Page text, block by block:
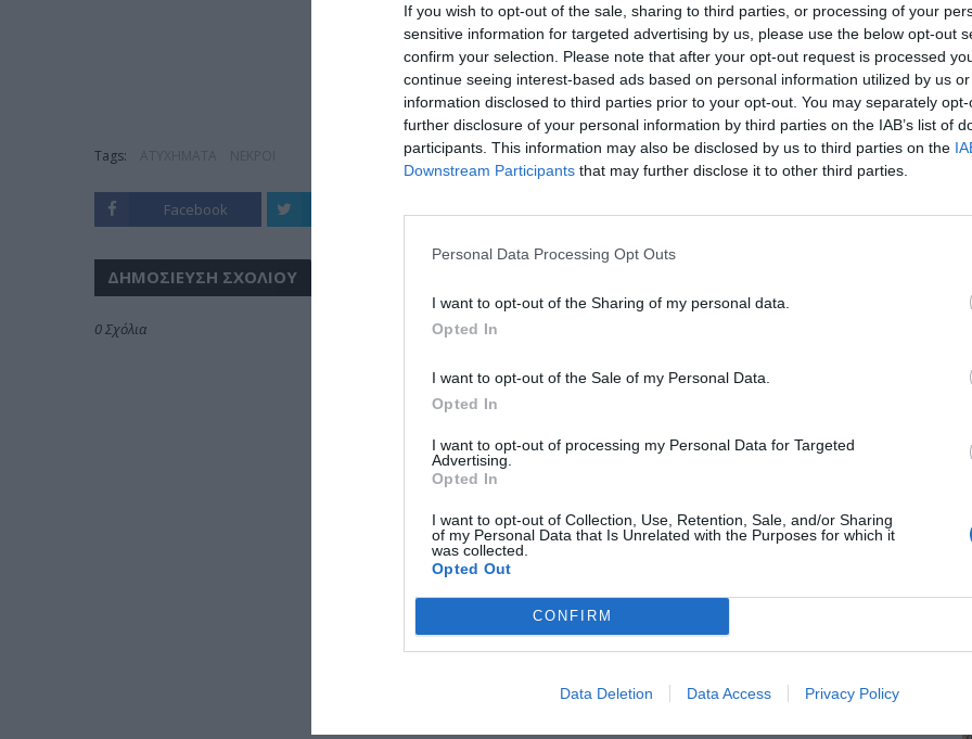
If you wish to opt-out of the sale, sharing to third parties, or processing of your
sensitive information for targeted advertising by us, please use the below opt-out
confirm your selection. Please note that after your opt-out request is processed
continue seeing interest-based ads based on personal information utilized by us
information disclosed to third parties prior to your opt-out. You may separately
further disclosure of your personal information by third parties on the IAB’s list of
participants. This information may also be disclosed by us to third parties on the
Downstream Participants that may further disclose it to other third parties.
Personal Data Processing Opt Outs
I want to opt-out of the Sharing of my personal data.
Opted In
I want to opt-out of the Sale of my Personal Data.
Opted In
I want to opt-out of processing my Personal Data for Targeted
Advertising.
Opted In
I want to opt-out of Collection, Use, Retention, Sale, and/or Sharing
of my Personal Data that Is Unrelated with the Purposes for which it
was collected.
Opted Out
CONFIRM
Data Deletion Data Access Privacy Policy
Tags:
Facebook
ΔΗΜΟΣΊΕΥΣΗ ΣΧΟΛΊΟΥ
0 Σχόλια